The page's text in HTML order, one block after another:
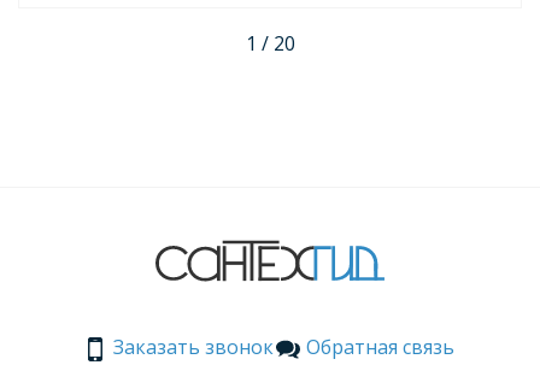
задумывается о покупке новой раковины.
1 / 20
Заказать звонок Обратная связь